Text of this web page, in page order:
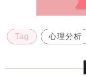
Tag 心理分析